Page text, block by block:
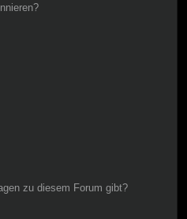
zu diesem Forum gibt?